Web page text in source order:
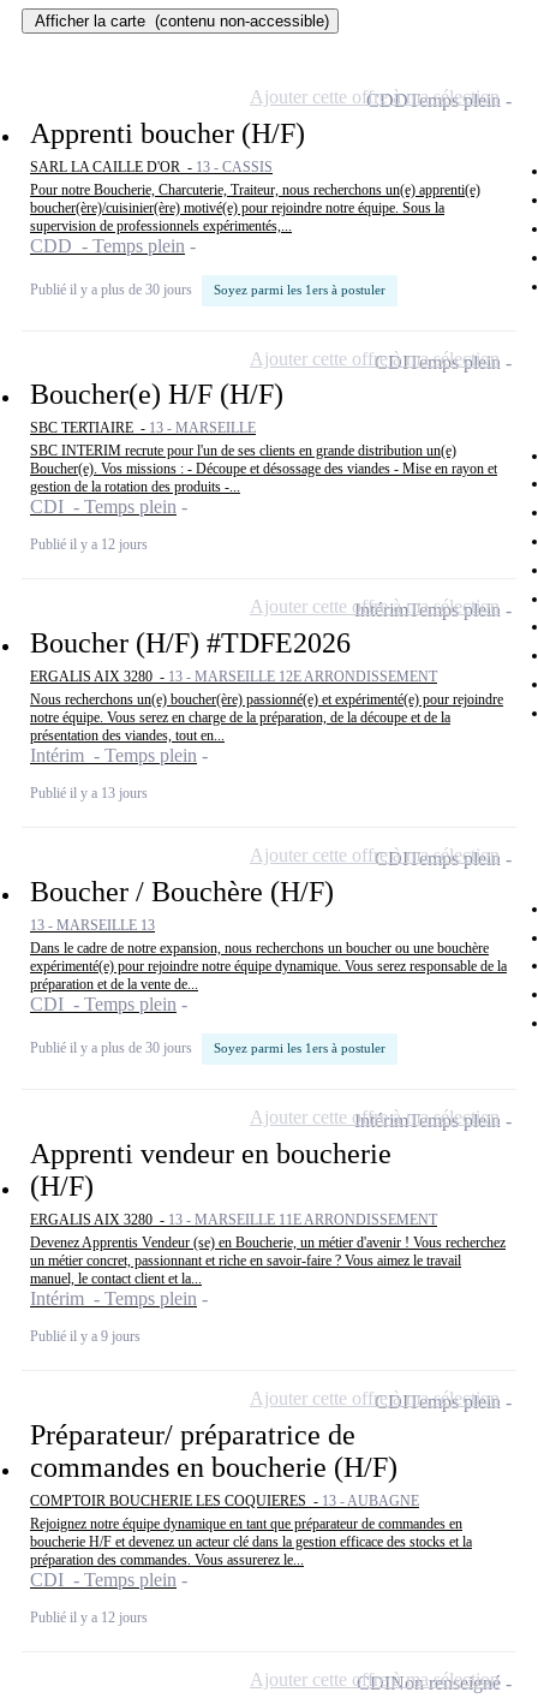
Afficher la carte (contenu non-accessible)
Apprenti boucher (H/F)
SARL LA CAILLE D'OR - 13 - CASSIS
Pour notre Boucherie, Charcuterie, Traiteur, nous recherchons un(e) apprenti(e)
boucher(ère)/cuisinier(ère) motivé(e) pour rejoindre notre équipe. Sous la
supervision de professionnels expérimentés,...
CDD - Temps plein
Publié il y a plus de 30 jours Soyez parmi les 1ers à postuler
CDDTemps plein
Ajouter cette offre à ma sélection
Boucher(e) H/F (H/F)
SBC TERTIAIRE - 13 - MARSEILLE
SBC INTERIM recrute pour l'un de ses clients en grande distribution un(e)
Boucher(e). Vos missions : - Découpe et désossage des viandes - Mise en rayon et
gestion de la rotation des produits -...
CDI - Temps plein
Publié il y a 12 jours
CDITemps plein
Ajouter cette offre à ma sélection
Boucher (H/F) #TDFE2026
ERGALIS AIX 3280 - 13 - MARSEILLE 12E ARRONDISSEMENT
Nous recherchons un(e) boucher(ère) passionné(e) et expérimenté(e) pour rejoindre
notre équipe. Vous serez en charge de la préparation, de la découpe et de la
présentation des viandes, tout en...
Intérim - Temps plein
Publié il y a 13 jours
IntérimTemps plein
Ajouter cette offre à ma sélection
Boucher / Bouchère (H/F)
13 - MARSEILLE 13
Dans le cadre de notre expansion, nous recherchons un boucher ou une bouchère
expérimenté(e) pour rejoindre notre équipe dynamique. Vous serez responsable de la
préparation et de la vente de...
CDI - Temps plein
Publié il y a plus de 30 jours Soyez parmi les 1ers à postuler
CDITemps plein
Ajouter cette offre à ma sélection
Apprenti vendeur en boucherie
(H/F)
ERGALIS AIX 3280 - 13 - MARSEILLE 11E ARRONDISSEMENT
Devenez Apprentis Vendeur (se) en Boucherie, un métier d'avenir ! Vous recherchez
un métier concret, passionnant et riche en savoir-faire ? Vous aimez le travail
manuel, le contact client et la...
Intérim - Temps plein
Publié il y a 9 jours
IntérimTemps plein
Ajouter cette offre à ma sélection
Préparateur/ préparatrice de
commandes en boucherie (H/F)
COMPTOIR BOUCHERIE LES COQUIERES - 13 - AUBAGNE
Rejoignez notre équipe dynamique en tant que préparateur de commandes en
boucherie H/F et devenez un acteur clé dans la gestion efficace des stocks et la
préparation des commandes. Vous assurerez le...
CDI - Temps plein
Publié il y a 12 jours
CDITemps plein
Ajouter cette offre à ma sélection
CDINon renseigné
Ajouter cette offre à ma sélection